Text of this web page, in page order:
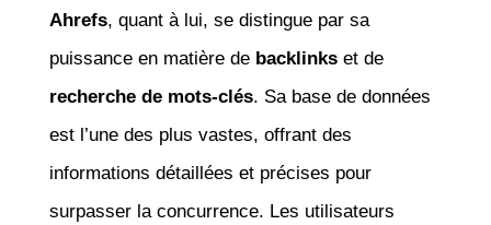
Ahrefs, quant à lui, se distingue par sa
puissance en matière de backlinkset de
recherche de mots-clés. Sa base de données
est l’une des plus vastes, offrant des
informations détaillées et précises pour
surpasser la concurrence. Les utilisateurs